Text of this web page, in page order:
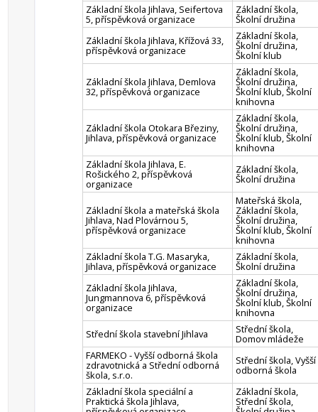
Základní škola Jihlava, Seifertova
5, příspěvková organizace
Základní škola,
Školní družina
Základní škola Jihlava, Křížová 33,
příspěvková organizace
Základní škola,
Školní družina,
Školní klub
Základní škola Jihlava, Demlova
32, příspěvková organizace
Základní škola,
Školní družina,
Školní klub, Školní
knihovna
Základní škola Otokara Březiny,
Jihlava, příspěvková organizace
Základní škola,
Školní družina,
Školní klub, Školní
knihovna
Základní škola Jihlava, E.
Rošického 2, příspěvková
organizace
Základní škola,
Školní družina
Základní škola a mateřská škola
Jihlava, Nad Plovárnou 5,
příspěvková organizace
Mateřská škola,
Základní škola,
Školní družina,
Školní klub, Školní
knihovna
Základní škola T.G. Masaryka,
Jihlava, příspěvková organizace
Základní škola,
Školní družina
Základní škola Jihlava,
Jungmannova 6, příspěvková
organizace
Základní škola,
Školní družina,
Školní klub, Školní
knihovna
Střední škola stavební Jihlava
Střední škola,
Domov mládeže
FARMEKO - Vyšší odborná škola
zdravotnická a Střední odborná
škola, s.r.o.
Střední škola, Vyšší
odborná škola
Základní škola speciální a
Praktická škola Jihlava,
Základní škola,
Střední škola,